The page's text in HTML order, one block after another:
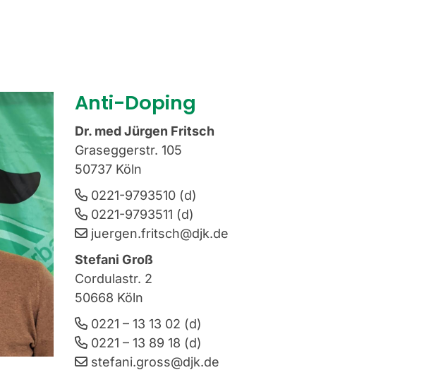
Anti-Doping
Dr. med Jürgen Fritsch
Graseggerstr. 105
50737 Köln
0221-9793510 (d)
0221-9793511 (d)
juergen.fritsch@djk.de
Stefani Groß
Cordulastr. 2
50668 Köln
0221 – 13 13 02 (d)
0221 – 13 89 18 (d)
stefani.gross@djk.de